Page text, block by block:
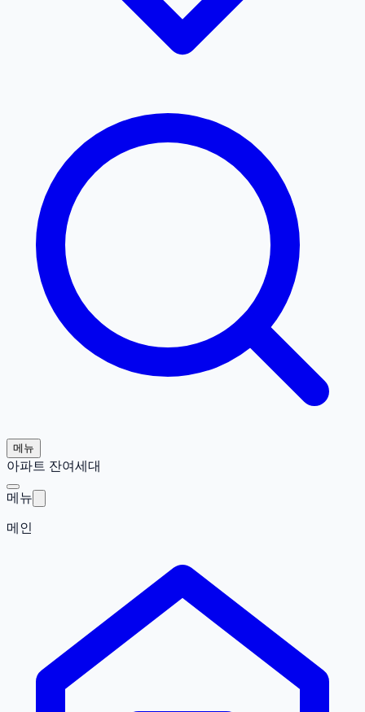
메뉴
아파트 잔여세대
메뉴
메인